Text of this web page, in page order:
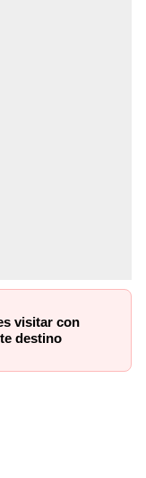
visitar con
destino